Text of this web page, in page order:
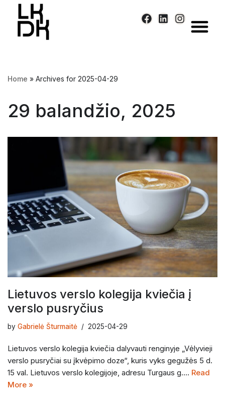
Skip
Home » Archives for 2025-04-29
29 balandžio, 2025
Lietuvos verslo kolegija kviečia į
verslo pusryčius
by Gabrielė Šturmaitė 2025-04-29
Lietuvos verslo kolegija kviečia dalyvauti renginyje „Vėlyvieji
verslo pusryčiai su įkvėpimo doze“, kuris vyks gegužės 5 d.
15 val. Lietuvos verslo kolegijoje, adresu Turgaus g.… Read
More »